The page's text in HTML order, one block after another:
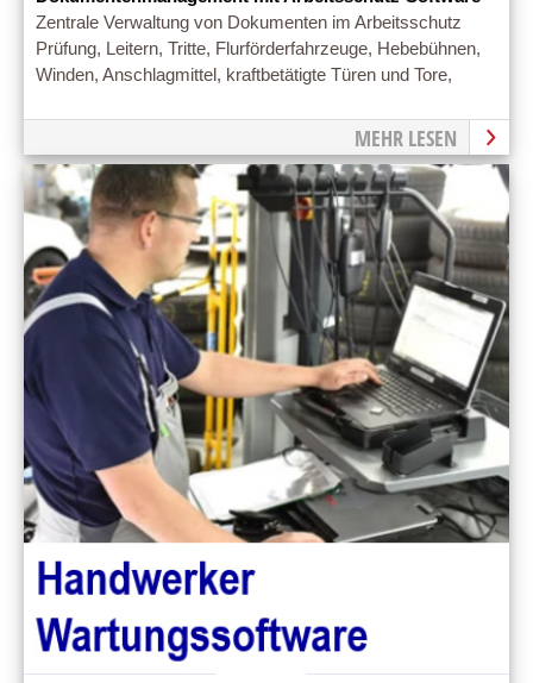
Zentrale Verwaltung von Dokumenten im Arbeitsschutz
Prüfung, Leitern, Tritte, Flurförderfahrzeuge, Hebebühnen,
Winden, Anschlagmittel, kraftbetätigte Türen und Tore,
MEHR LESEN